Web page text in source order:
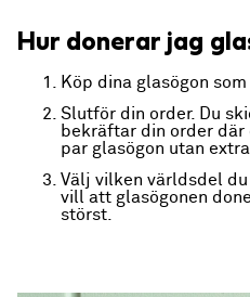
Hur donerar jag
Köp dina glasögon som
Slutför din order. Du
bekräftar din order
par glasögon utan extra
Välj vilken världsdel
vill att glasögonen
störst.